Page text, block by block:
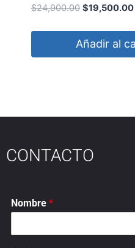
BASE GRILON Rosca
$24,900.00 $19,500.00
Añadir al
CONTACTO
Nombre *